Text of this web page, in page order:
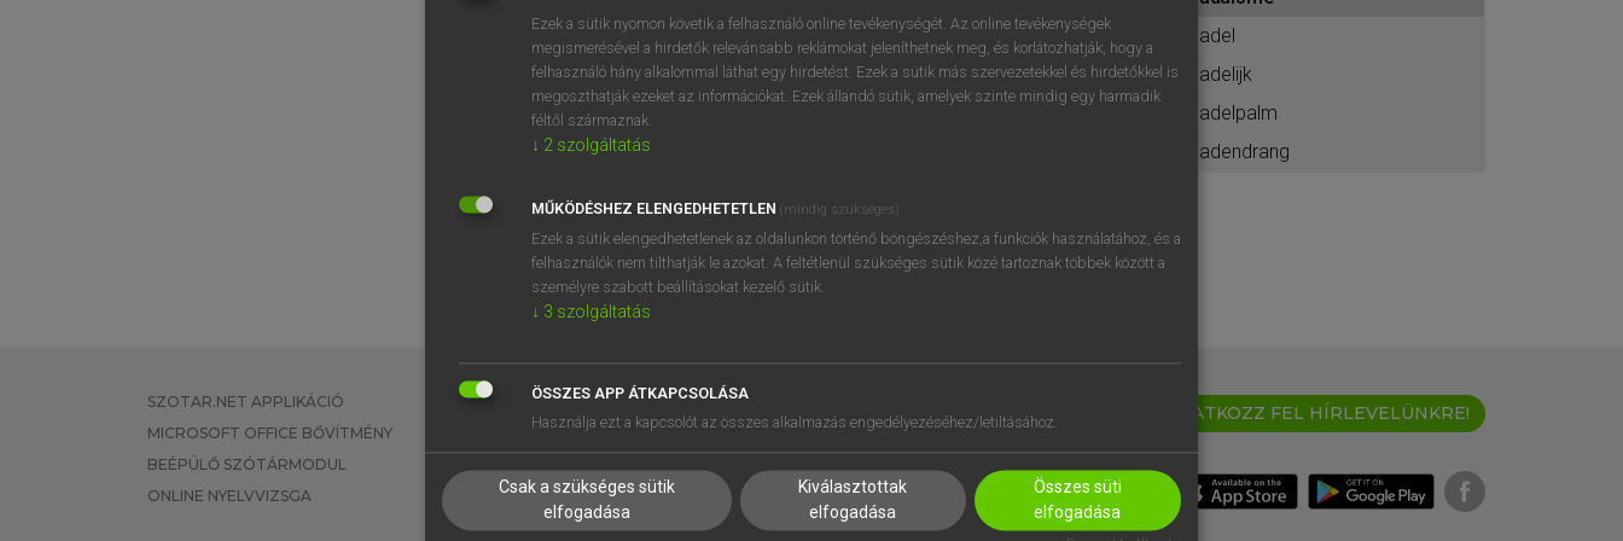
BELÉPÉS
próbaverziójának elindításához
regisztrálok ésbelépek.
REGISZTRÁCIÓ
dadel
dadelijk
dadelpalm
dadendrang
SZOTAR.NET APPLIKÁCIÓ
MICROSOFT OFFICE BŐVÍTMÉNY
BEÉPÜLŐ SZÓTÁRMODUL
ONLINE NYELVVIZSGA
EGYÉNI FELHASZNÁLÓKNAK
TANULÓKNAK
VÁLLALATI MEGOLDÁSOK
SÚGÓ
RÓLUNK
SÜTI BEÁLLÍTÁSOK
IRATKOZZ FEL HÍRLEVELÜNKRE!
Ezek a sütik nyomon követik a felhasználó online tevékenységét. Az online tevékenységek
megismerésével a hirdetők relevánsabb reklámokat jeleníthetnek meg, és korlátozhatják, hogy a
felhasználó hány alkalommal láthat egy hirdetést. Ezek a sütik más szervezetekkel és hirdetőkkel is
megoszthatják ezeket az információkat. Ezek állandó sütik, amelyek szinte mindig egy harmadik
féltől származnak.
↓ 2 szolgáltatás
MŰKÖDÉSHEZ ELENGEDHETETLEN (mindig szükséges)
Ezek a sütik elengedhetetlenek az oldalunkon történő böngészéshez,a funkciók használatához, és a
felhasználók nem tilthatják le azokat. A feltétlenül szükséges sütik közé tartoznak többek között a
személyre szabott beállításokat kezelő sütik.
↓ 3 szolgáltatás
ÖSSZES APP ÁTKAPCSOLÁSA
Használja ezt a kapcsolót az összes alkalmazás engedélyezéséhez/letiltásához.
Csak a szükséges sütik
elfogadása
Kiválasztottak
elfogadása
Összes süti
elfogadása